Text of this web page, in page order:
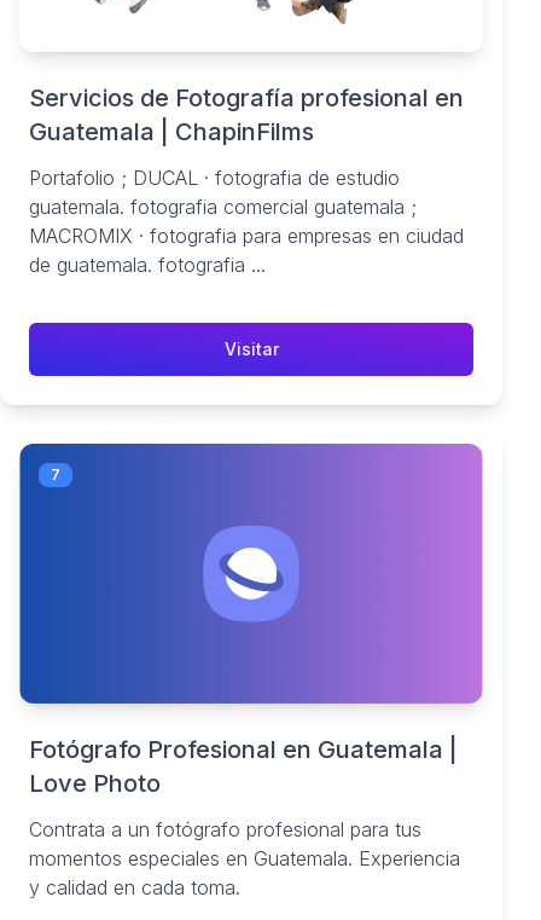
Servicios de Fotografía profesional en
Guatemala | ChapinFilms
Portafolio ; DUCAL · fotografia de estudio
guatemala. fotografia comercial guatemala ;
MACROMIX · fotografia para empresas en ciudad
de guatemala. fotografia ...
Visitar
7
Fotógrafo Profesional en Guatemala |
Love Photo
Contrata a un fotógrafo profesional para tus
momentos especiales en Guatemala. Experiencia
y calidad en cada toma.